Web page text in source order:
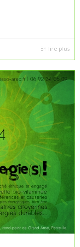
En lire plus